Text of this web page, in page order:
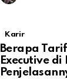
Karir
Berapa
Executive